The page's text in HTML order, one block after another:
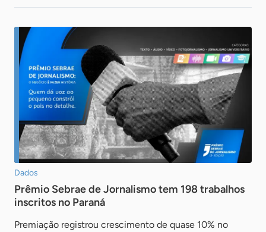
Dados
Prêmio Sebrae de Jornalismo tem 198 trabalhos
inscritos no Paraná
Premiação registrou crescimento de quase 10% no